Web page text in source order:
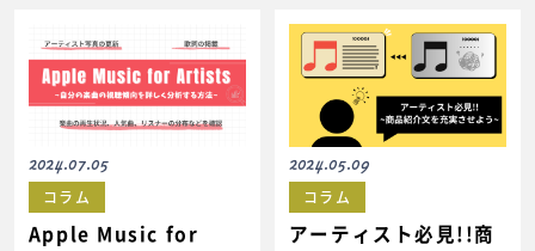
2024.07.05
コラム
Apple Music for
2024.05.09
コラム
アーティスト必見!!商